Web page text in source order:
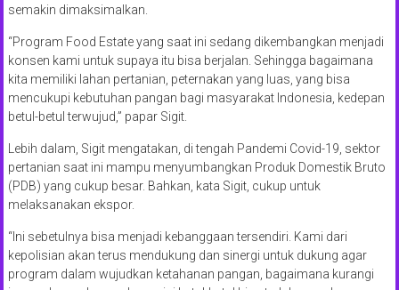
semakin dimaksimalkan.
“Program Food Estate yang saat ini sedang dikembangkan menjadi
konsen kami untuk supaya itu bisa berjalan. Sehingga bagaimana
kita memiliki lahan pertanian, peternakan yang luas, yang bisa
mencukupi kebutuhan pangan bagi masyarakat Indonesia, kedepan
betul-betul terwujud,” papar Sigit.
Lebih dalam, Sigit mengatakan, di tengah Pandemi Covid-19, sektor
pertanian saat ini mampu menyumbangkan Produk Domestik Bruto
(PDB) yang cukup besar. Bahkan, kata Sigit, cukup untuk
melaksanakan ekspor.
“Ini sebetulnya bisa menjadi kebanggaan tersendiri. Kami dari
kepolisian akan terus mendukung dan sinergi untuk dukung agar
program dalam wujudkan ketahanan pangan, bagaimana kurangi